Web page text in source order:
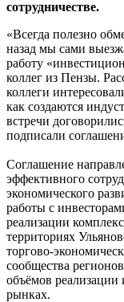
сотрудничестве.
«Всегда полезно
назад мы сами
работу
коллег из Пензы.
коллеги
как создаются
встречи
подписали
Соглашение
эффективного
экономического
работы с
реализации
территориях
торгово-
сообщества
объёмов
рынках.